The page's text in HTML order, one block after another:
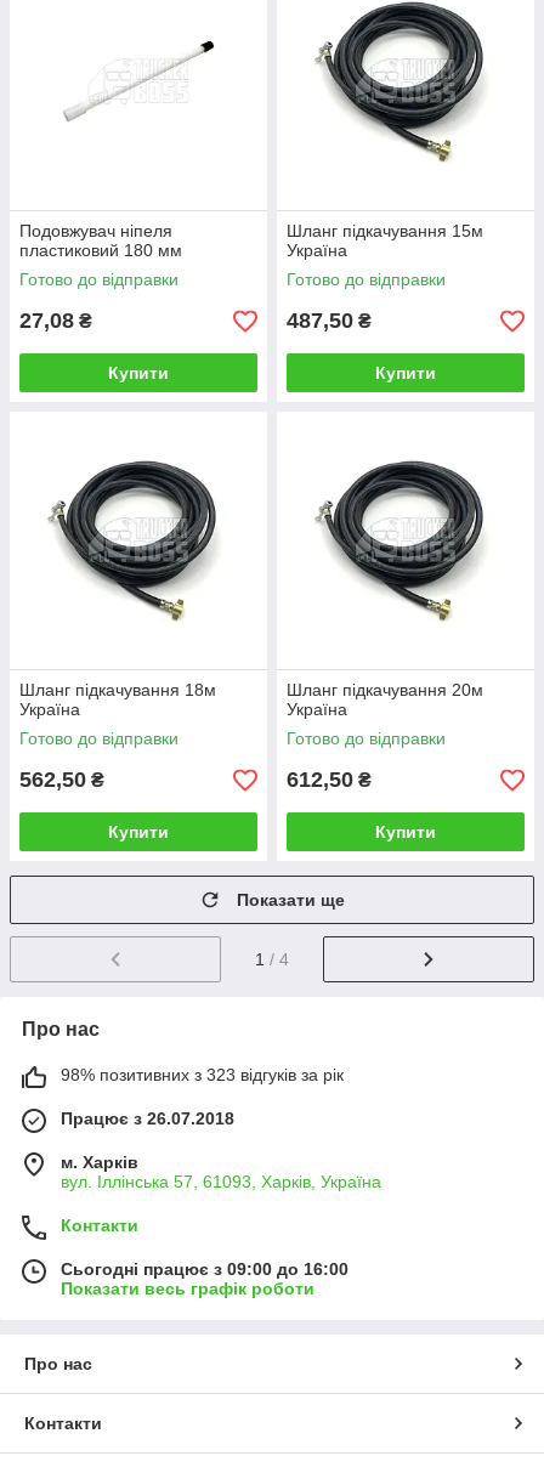
Подовжувач ніпеля
пластиковий 180 мм
Готово до відправки
27,08 ₴
Купити
Шланг підкачування 15м
Україна
Готово до відправки
487,50 ₴
Купити
Шланг підкачування 18м
Україна
Готово до відправки
562,50 ₴
Купити
Шланг підкачування 20м
Україна
Готово до відправки
612,50 ₴
Купити
Показати ще
1 / 4
Про нас
98% позитивних з 323 відгуків за рік
Працює з 26.07.2018
м. Харків
вул. Іллінська 57, 61093, Харків, Україна
Контакти
Сьогодні працює з 09:00 до 16:00
Показати весь графік роботи
Про нас
Контакти